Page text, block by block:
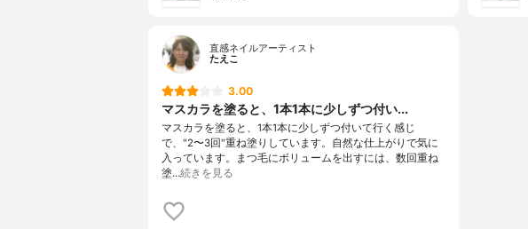
直感ネイルアーティスト
たえこ
3.00
マスカラを塗ると、1本1本に少しずつ付い...
マスカラを塗ると、1本1本に少しずつ付いて行く感じ
で、"2〜3回"重ね塗りしています。自然な仕上がりで気に
入っています。まつ毛にボリュームを出すには、数回重ね
塗…続きを見る